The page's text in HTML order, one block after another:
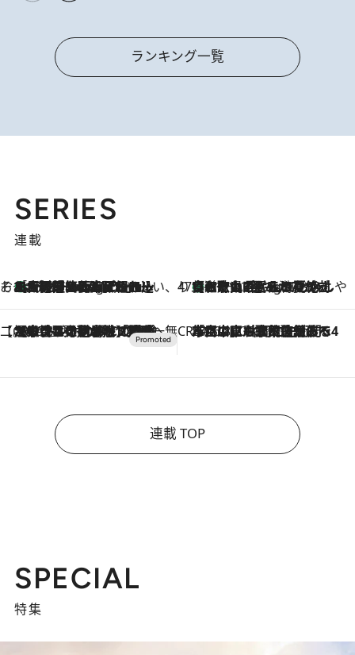
ランキング一覧
SERIES
連載
そおだよおこの関西おいしい、おやつ紀行11 Hours Ago
［大阪府箕面市］一皿一皿目の前で仕上げられる、料理を巧みに組み込んだアシェットデセールコース「ミチル アシェット デセール（Michiru assiette dessert）」 47都道府県の手みやげ ひんやりスイーツで夏を満喫
11 Hours Ago
【和歌山県】この夏絶対食べたい 冷やしておいしいおやつ3選 みかんがごろっと丸ごと入ったジュレ
【CREA×星野リゾート】唯一無二。癒しと発見が待つ場所へ
2026.8.7
【トンボの足水浴】ヒノキの香りに包まれて涼感マックス！約13℃の湧水かけ流しを避暑地「星野温泉 トンボの湯」で体験 CREA'S CHOICE
2026.8.7
「立川にも歌舞伎があるんだよ」 片岡仁左衛門・市川中車ら豪華座組みで4年目の立川立飛歌舞伎へ
連載 TOP
SPECIAL
特集